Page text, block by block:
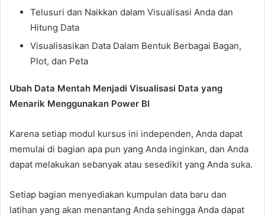
Telusuri dan Naikkan dalam Visualisasi Anda dan
Hitung Data
Visualisasikan Data Dalam Bentuk Berbagai Bagan,
Plot, dan Peta
Ubah Data Mentah Menjadi Visualisasi Data yang
Menarik Menggunakan Power BI
Karena setiap modul kursus ini independen, Anda dapat
memulai di bagian apa pun yang Anda inginkan, dan Anda
dapat melakukan sebanyak atau sesedikit yang Anda suka.
Setiap bagian menyediakan kumpulan data baru dan
latihan yang akan menantang Anda sehingga Anda dapat